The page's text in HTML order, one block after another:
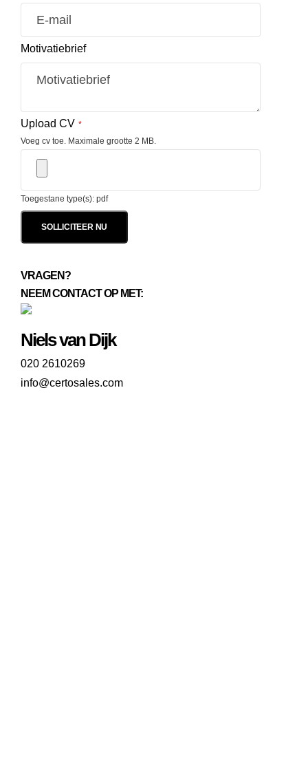
VRAGEN?
NEEM CONTACT OP MET:
Niels van Dijk
020 2610269
info@certosales.com
Motivatiebrief
Upload CV *
Voeg cv toe. Maximale grootte 2 MB.
Toegestane type(s): pdf